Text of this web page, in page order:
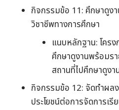
กิจกรรมข้อ 11: ศึกษาดูง
วิชาชีพทางการศึกษา
แนบหลักฐาน: โคร
ศึกษาดูงานพร้อมร
สถานที่ไปศึกษาดูงา
กิจกรรมข้อ 12: จัดทำผล
ประโยชน์ต่อการจัดการเ